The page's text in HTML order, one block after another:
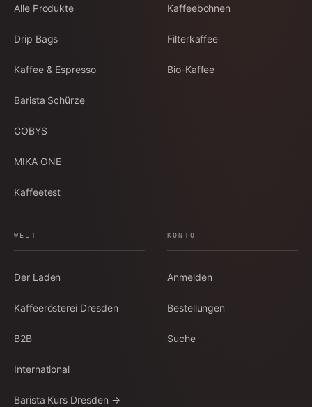
Alle Produkte
Drip Bags
Kaffee & Espresso
Barista Schürze
COBYS
MIKA ONE
Kaffeetest
Kaffeebohnen
Filterkaffee
Bio-Kaffee
WELT
Der Laden
Kaffeerösterei Dresden
B2B
International
Barista Kurs Dresden →
KONTO
Anmelden
Bestellungen
Suche